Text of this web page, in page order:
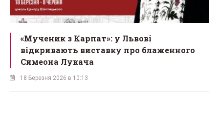
«Мученик з Карпат»: у Львові
відкривають виставку про блаженного
Симеона Лукача
18 Березня 2026 в 10:13